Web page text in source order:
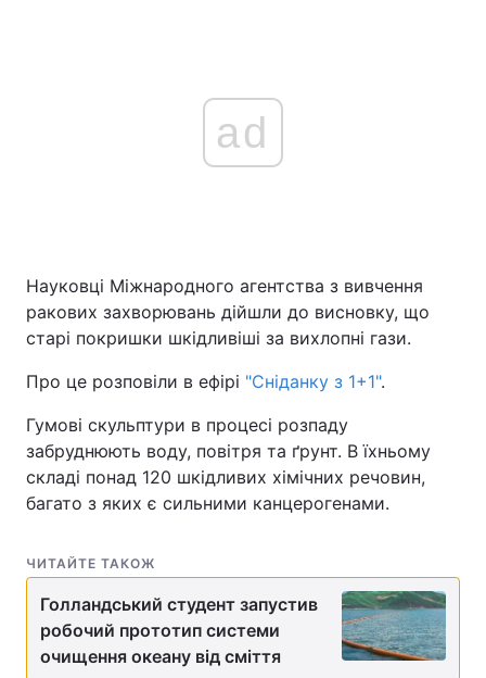
ad
Науковці Міжнародного агентства з вивчення
ракових захворювань дійшли до висновку, що
старі покришки шкідливіші за вихлопні гази.
Про це розповіли в ефірі "Сніданку з 1+1".
Гумові скульптури в процесі розпаду
забруднюють воду, повітря та ґрунт. В їхньому
складі понад 120 шкідливих хімічних речовин,
багато з яких є сильними канцерогенами.
ЧИТАЙТЕ ТАКОЖ
Голландський студент запустив
робочий прототип системи
очищення океану від сміття